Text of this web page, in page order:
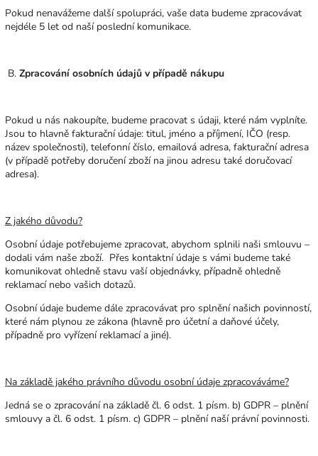
Pokud nenavážeme další spolupráci, vaše data budeme zpracovávat
nejdéle 5 let od naší poslední komunikace.
B. Zpracování osobních údajů v případě nákupu
Pokud u nás nakoupíte, budeme pracovat s údaji, které nám vyplníte.
Jsou to hlavně fakturační údaje: titul, jméno a příjmení, IČO (resp.
název společnosti), telefonní číslo, emailová adresa, fakturační adresa
(v případě potřeby doručení zboží na jinou adresu také doručovací
adresa).
Z jakého důvodu?
Osobní údaje potřebujeme zpracovat, abychom splnili naši smlouvu –
dodali vám naše zboží. Přes kontaktní údaje s vámi budeme také
komunikovat ohledně stavu vaší objednávky, případně ohledně
reklamací nebo vašich dotazů.
Osobní údaje budeme dále zpracovávat pro splnění našich povinností,
které nám plynou ze zákona (hlavně pro účetní a daňové účely,
případně pro vyřízení reklamací a jiné).
Na základě jakého právního důvodu osobní údaje zpracováváme?
Jedná se o zpracování na základě čl. 6 odst. 1 písm. b) GDPR – plnění
smlouvy a čl. 6 odst. 1 písm. c) GDPR – plnění naší právní povinnosti.